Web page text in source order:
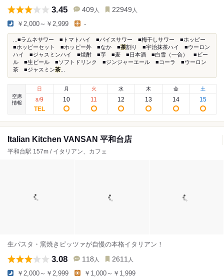
3.45 409 人 22949 人
￥2,000～￥2,999 -
...■ラムネサワー ■トマトハイ ■バイスサワー ■梅干しサワー ■ホッピー
■ホッピーセット ■ホッピー外 ■なか ■茶割り ■宇治抹茶ハイ ■ウーロン
ハイ ■ジャスミンハイ ■焼酎 ■芋 ■麦 ■日本酒 ■白雪（一合） ■ビー
ル ■生ビール ■ソフトドリンク ■ジンジャーエール ■コーラ ■ウーロン
茶 ■ジャスミン茶
空席
情報
日
8/9
月
10
火
11
水
12
木
13
金
14
土
15
Italian Kitchen VANSAN 平和台店
平和台駅 157m / イタリアン、カフェ
生パスタ・窯焼きピッツァが自慢の本格イタリアン！
3.08 118 人 2611 人
￥2,000～￥2,999 ￥1,000～￥1,999